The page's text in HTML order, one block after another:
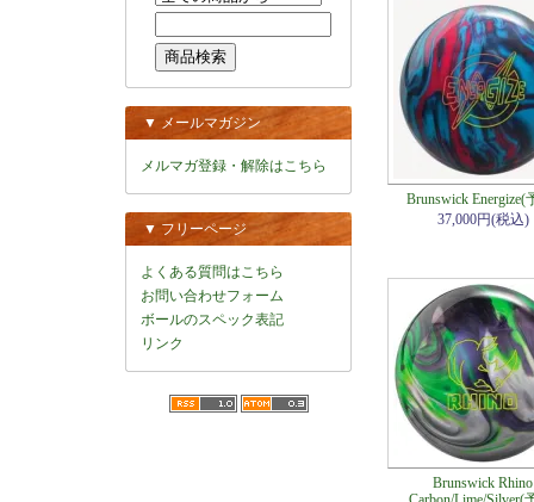
▼ メールマガジン
メルマガ登録・解除はこちら
▼ フリーページ
よくある質問はこちら
お問い合わせフォーム
ボールのスペック表記
リンク
Brunswick Energize(
37,000円(税込)
Brunswick Rhino